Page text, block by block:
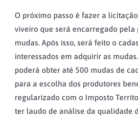
O próximo passo é fazer a
viveiro que será encarregado pela
mudas. Após isso, será feito o
interessados em adquirir as
poderá obter até 500 mudas de
para a escolha dos produtores
regularizado com o Imposto
ter laudo de análise da qualidade